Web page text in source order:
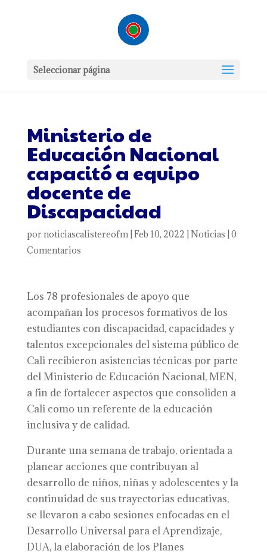
Seleccionar página
Ministerio de
Educación Nacional
capacitó a equipo
docente de
Discapacidad
por noticiascalistereofm| Feb 10, 2022 Noticias 0
Comentarios
Los 78 profesionales de apoyo que
acompañan los procesos formativos de los
estudiantes con discapacidad, capacidades y
talentos excepcionales del sistema público de
Cali recibieron asistencias técnicas por parte
del Ministerio de Educación Nacional, MEN,
a fin de fortalecer aspectos que consoliden a
Cali como un referente de la educación
inclusiva y de calidad.
Durante una semana de trabajo, orientada a
planear acciones que contribuyan al
desarrollo de niños, niñas y adolescentes y la
continuidad de sus trayectorias educativas,
se llevaron a cabo sesiones enfocadas en el
Desarrollo Universal para el Aprendizaje,
DUA, la elaboración de los Planes